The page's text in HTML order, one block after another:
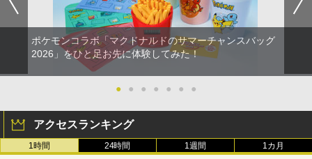
ポケモンコラボ「マクドナルドのサマーチャンスバッグ
2026」をひと足お先に体験してみた！
● ● ● ● ● ● ●
アクセスランキング
1時間 24時間 1週間 1カ月